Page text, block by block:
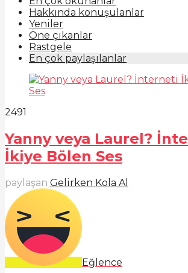
Hakkında konuşulanlar
Yeniler
Öne çıkanlar
Rastgele
En çok paylaşılanlar
2491
Yanny veya Laurel?
İkiye Bölen Ses
paylaşan Gelirken Kola Al
Eğlence